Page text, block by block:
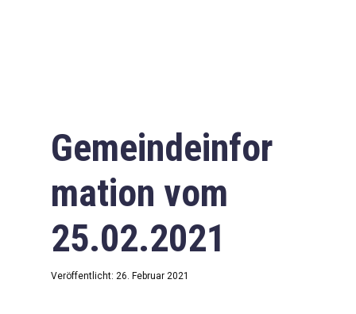
Downloads
Impressum
Datenschutzerklärung
Gemeindeinfor
mation vom
25.02.2021
Veröffentlicht: 26. Februar 2021